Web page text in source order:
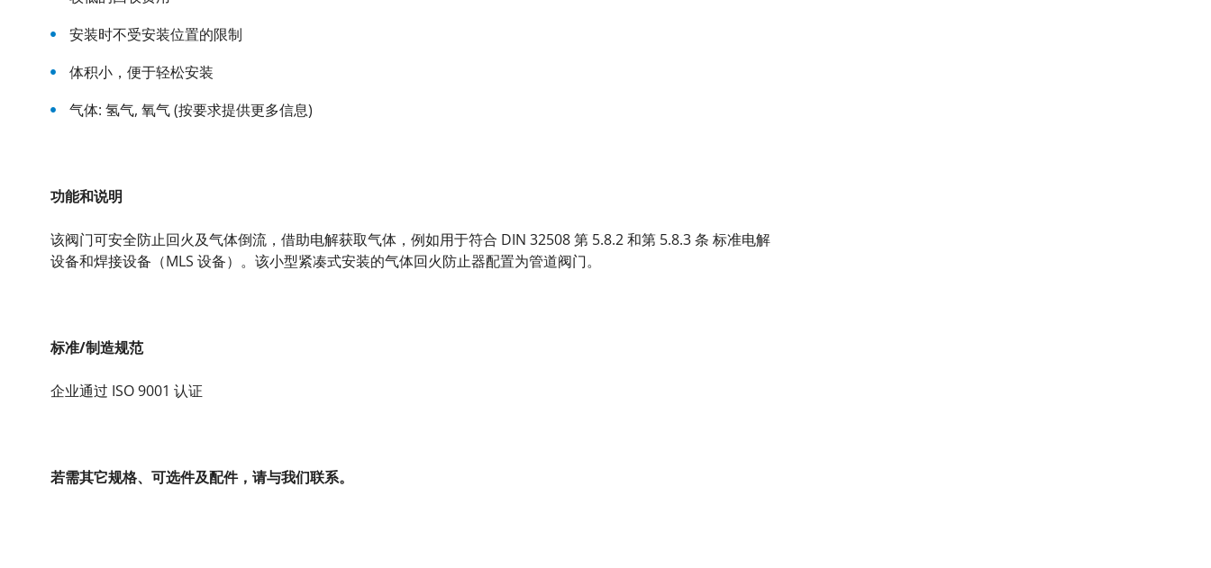
安装时不受安装位置的限制
体积小，便于轻松安装
气体: 氢气, 氧气 (按要求提供更多信息)
功能和说明
该阀门可安全防止回火及气体倒流，借助电解获取气体，例如用于符合 DIN 32508 第 5.8.2 和第 5.8.3 条 标准电解
设备和焊接设备（MLS 设备）。该小型紧凑式安装的气体回火防止器配置为管道阀门。
标准/制造规范
企业通过 ISO 9001 认证
若需其它规格、可选件及配件，请与我们联系。